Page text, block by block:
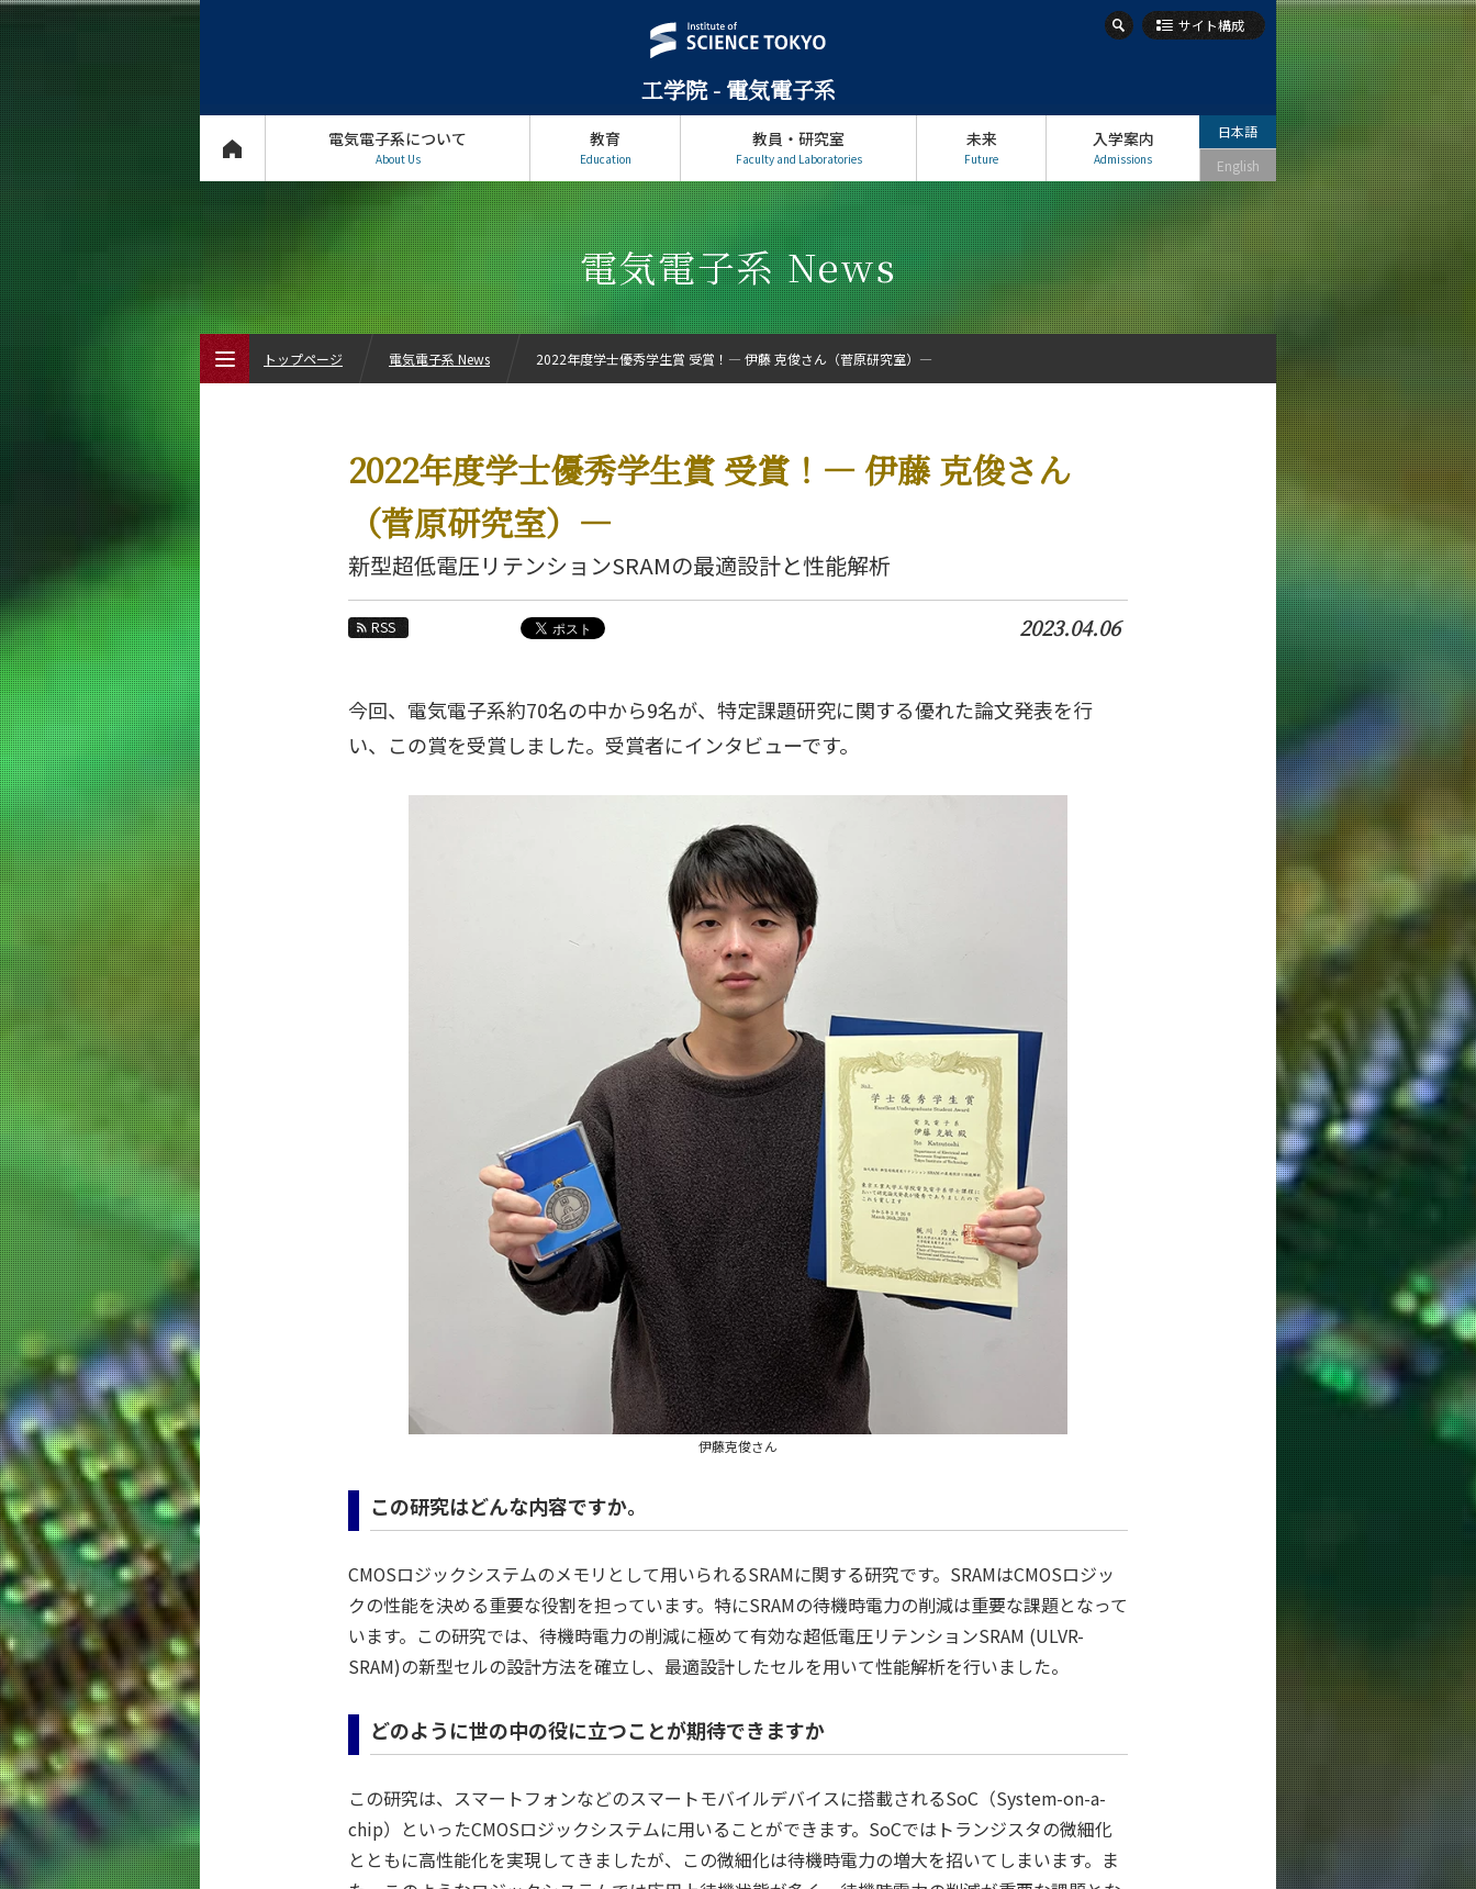
工学院 - 電気電子系
サイト構成
電気電子系について
About Us
教育
Education
教員・研究室
Faculty and Laboratories
未来
Future
入学案内
Admissions
日本語
English
電気電子系 News
2022年度学士優秀学生賞 受賞！― 伊藤 克俊さん
（菅原研究室）―
新型超低電圧リテンションSRAMの最適設計と性能解析
RSS 2023.04.06
今回、電気電子系約70名の中から9名が、特定課題研究に関する優れた論文発表を行
い、この賞を受賞しました。受賞者にインタビューです。
伊藤克俊さん
この研究はどんな内容ですか。
CMOSロジックシステムのメモリとして用いられるSRAMに関する研究です。SRAMはCMOSロジッ
クの性能を決める重要な役割を担っています。特にSRAMの待機時電力の削減は重要な課題となって
います。この研究では、待機時電力の削減に極めて有効な超低電圧リテンションSRAM (ULVR-
SRAM)の新型セルの設計方法を確立し、最適設計したセルを用いて性能解析を行いました。
どのように世の中の役に立つことが期待できますか
この研究は、スマートフォンなどのスマートモバイルデバイスに搭載されるSoC（System-on-a-
chip）といったCMOSロジックシステムに用いることができます。SoCではトランジスタの微細化
とともに高性能化を実現してきましたが、この微細化は待機時電力の増大を招いてしまいます。ま
トップページ 電気電子系 News 2022年度学士優秀学生賞 受賞！― 伊藤 克俊さん（菅原研究室）―
電気電子系について